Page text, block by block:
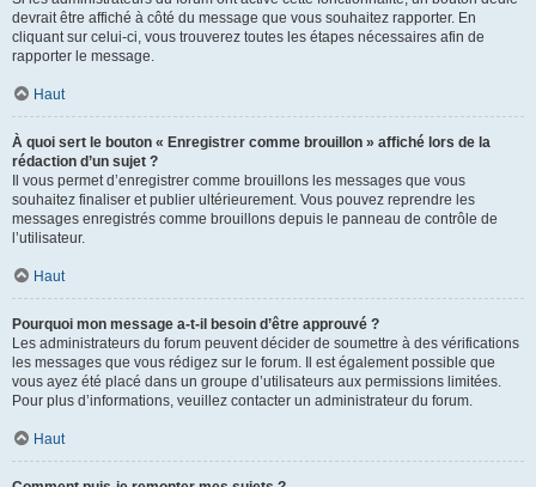
devrait être affiché à côté du message que vous souhaitez rapporter. En
cliquant sur celui-ci, vous trouverez toutes les étapes nécessaires afin de
rapporter le message.
Haut
À quoi sert le bouton « Enregistrer comme brouillon » affiché lors de la
rédaction d’un sujet ?
Il vous permet d’enregistrer comme brouillons les messages que vous
souhaitez finaliser et publier ultérieurement. Vous pouvez reprendre les
messages enregistrés comme brouillons depuis le panneau de contrôle de
l’utilisateur.
Haut
Pourquoi mon message a-t-il besoin d’être approuvé ?
Les administrateurs du forum peuvent décider de soumettre à des vérifications
les messages que vous rédigez sur le forum. Il est également possible que
vous ayez été placé dans un groupe d’utilisateurs aux permissions limitées.
Pour plus d’informations, veuillez contacter un administrateur du forum.
Haut